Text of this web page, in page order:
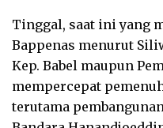
Tinggal, saat ini yang
Bappenas menurut
Kep. Babel maupun
mempercepat
terutama